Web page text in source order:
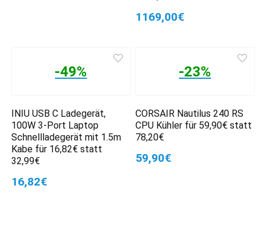
1169,00€
-49%
INIU USB C Ladegerät,
100W 3-Port Laptop
Schnellladegerät mit 1.5m
Kabe für 16,82€ statt
32,99€
16,82€
-23%
CORSAIR Nautilus 240 RS
CPU Kühler für 59,90€ statt
78,20€
59,90€